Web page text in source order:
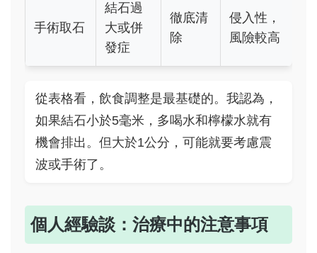
手術取石
結石過
大或併
發症
徹底清
除
侵入性，
風險較高
從表格看，飲食調整是最基礎的。我認為，
如果結石小於5毫米，多喝水和檸檬水就有
機會排出。但大於1公分，可能就要考慮震
波或手術了。
個人經驗談：治療中的注意事項